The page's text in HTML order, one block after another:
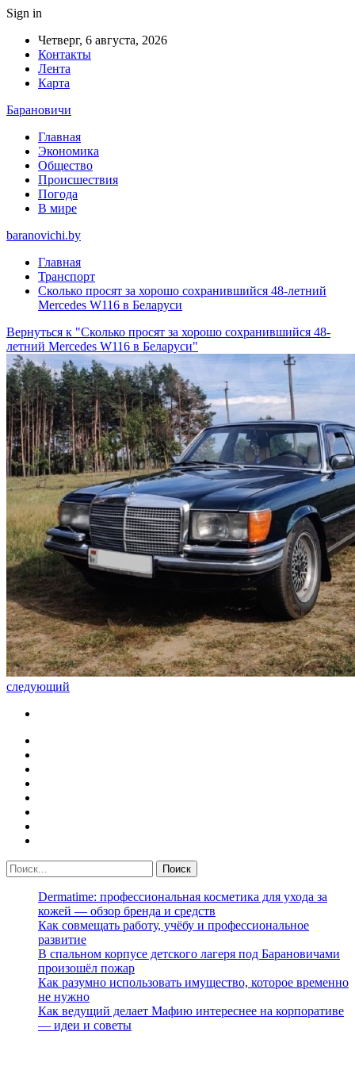
Sign in
Четверг, 6 августа, 2026
Контакты
Лента
Карта
Барановичи
Главная
Экономика
Общество
Происшествия
Погода
В мире
baranovichi.by
Главная
Транспорт
Сколько просят за хорошо сохранившийся 48-летний
Mercedes W116 в Беларуси
Вернуться к "Сколько просят за хорошо сохранившийся 48-
летний Mercedes W116 в Беларуси"
следующий
Dermatime: профессиональная косметика для ухода за
кожей — обзор бренда и средств
Как совмещать работу, учёбу и профессиональное
развитие
В спальном корпусе детского лагеря под Барановичами
произошёл пожар
Как разумно использовать имущество, которое временно
не нужно
Как ведущий делает Мафию интереснее на корпоративе
— идеи и советы